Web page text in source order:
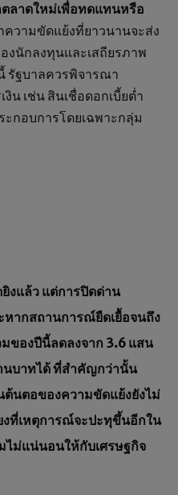
ลาดใหม่เพื่อทดแทนหรือ
ความขัดแย้งที่ยาวนานจะส่ง
งนักลงทุนและเสถียรภาพ
รัฐบาลควรพิจารณา
น เช่น สินเชื่อดอกเบี้ยต่ำ
ะกอบการโดยเฉพาะกลุ่ม
งแล้ว แต่การปิดด่าน
หากสถานการณ์ยืดเยื้อจนถึง
ของปีนี้ลดลงจาก 3.6 แสน
นบาทได้ ที่สำคัญกว่านั้น
นตอของความขัดแย้งยังไม่
งที่เหตุการณ์จะปะทุขึ้นอีกใน
ไม่แน่นอนให้กับเศรษฐกิจ